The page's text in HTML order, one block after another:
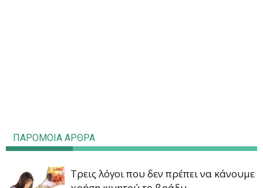
ΠΑΡΟΜΟΙΑ ΑΡΘΡΑ
Τρεις λόγοι που δεν πρέπει να κάνουμε